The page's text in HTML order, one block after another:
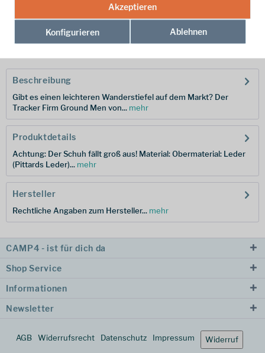
Merken
Hersteller-Nr.: 300047-03-45
Beschreibung
Gibt es einen leichteren Wanderstiefel auf dem Markt? Der
Tracker Firm Ground Men von... mehr
Produktdetails
Achtung: Der Schuh fällt groß aus! Material: Obermaterial: Leder
(Pittards Leder)... mehr
Hersteller
Rechtliche Angaben zum Hersteller... mehr
CAMP4 - ist für dich da
Shop Service
Informationen
Newsletter
AGB Widerrufsrecht Datenschutz Impressum Widerruf
Akzeptieren
Konfigurieren Ablehnen